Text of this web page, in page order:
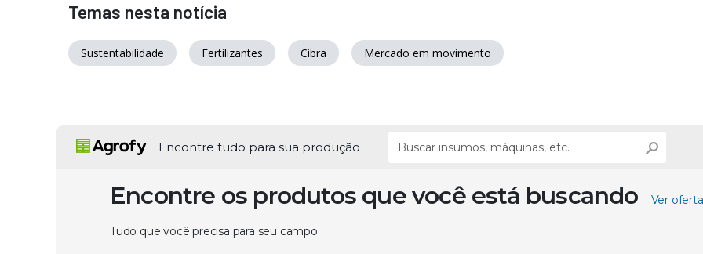
Temas nesta notícia
Sustentabilidade Fertilizantes Cibra Mercado em movimento
Encontre tudo para sua produção
Encontre os produtos que você está buscando Ver
Tudo que você precisa para seu campo